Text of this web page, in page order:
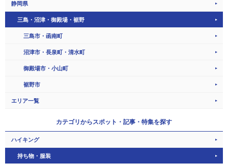
静岡県
三島・沼津・御殿場・裾野
三島市・函南町
沼津市・長泉町・清水町
御殿場市・小山町
裾野市
エリア一覧
カテゴリからスポット・記事・特集を探す
ハイキング
持ち物・服装